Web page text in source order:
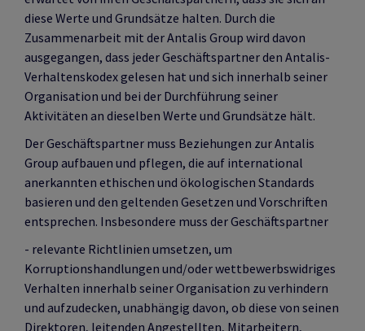
diese Werte und Grundsätze halten. Durch die
Zusammenarbeit mit der Antalis Group wird davon
ausgegangen, dass jeder Geschäftspartner den Antalis-
Verhaltenskodex gelesen hat und sich innerhalb seiner
Organisation und bei der Durchführung seiner
Aktivitäten an dieselben Werte und Grundsätze hält.
Der Geschäftspartner muss Beziehungen zur Antalis
Group aufbauen und pflegen, die auf international
anerkannten ethischen und ökologischen Standards
basieren und den geltenden Gesetzen und Vorschriften
entsprechen. Insbesondere muss der Geschäftspartner
- relevante Richtlinien umsetzen, um
Korruptionshandlungen und/oder wettbewerbswidriges
Verhalten innerhalb seiner Organisation zu verhindern
und aufzudecken, unabhängig davon, ob diese von seinen
Direktoren, leitenden Angestellten, Mitarbeitern,